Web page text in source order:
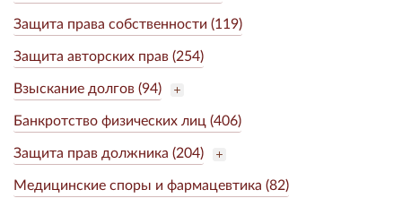
Защита права собственности (119)
Защита авторских прав (254)
Взыскание долгов (94)
Банкротство физических лиц (406)
Защита прав должника (204)
Медицинские споры и фармацевтика (82)